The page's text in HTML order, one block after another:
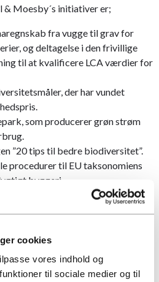
cookies
vores indhold og
til sociale medier og til
& Moesby´s initiativer er;
fra vugge til grav for
og deltagelse i den frivillige
til at kvalificere LCA værdier for
der har vundet
som producerer grøn strøm
”20 tips til bedre biodiversitet”.
procedurer til EU taksonomiens
byggeri.
sig over Årets Bæredygtighedspris
blog, hvor du bl.a. kan læse
fart på den grønne omstilling"